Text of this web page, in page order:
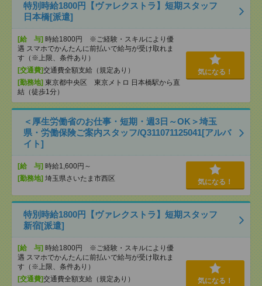
特別時給1800円【ヴァレクストラ】短期スタッフ
日本橋[派遣]
[給 与] 時給1800円 ※ご経験・スキルにより優
遇 スマホでかんたんに前払いで給与が受け取れま
す（※上限、条件あり）
[交通費]交通費全額支給（規定あり）
[勤務地] 東京都中央区 東京メトロ 日本橋駅から直
結（徒歩1分）
気になる！
＜厚生労働省のお仕事・短期・週3日～OK＞埼玉
県・労働保険ご案内スタッフ/Q311071125041[アルバ
イト]
[給 与] 時給1,600円～
[勤務地] 埼玉県さいたま市西区 気になる！
特別時給1800円【ヴァレクストラ】短期スタッフ
新宿[派遣]
[給 与] 時給1800円 ※ご経験・スキルにより優
遇 スマホでかんたんに前払いで給与が受け取れま
す（※上限、条件あり）
[交通費]交通費全額支給（規定あり）
気になる！